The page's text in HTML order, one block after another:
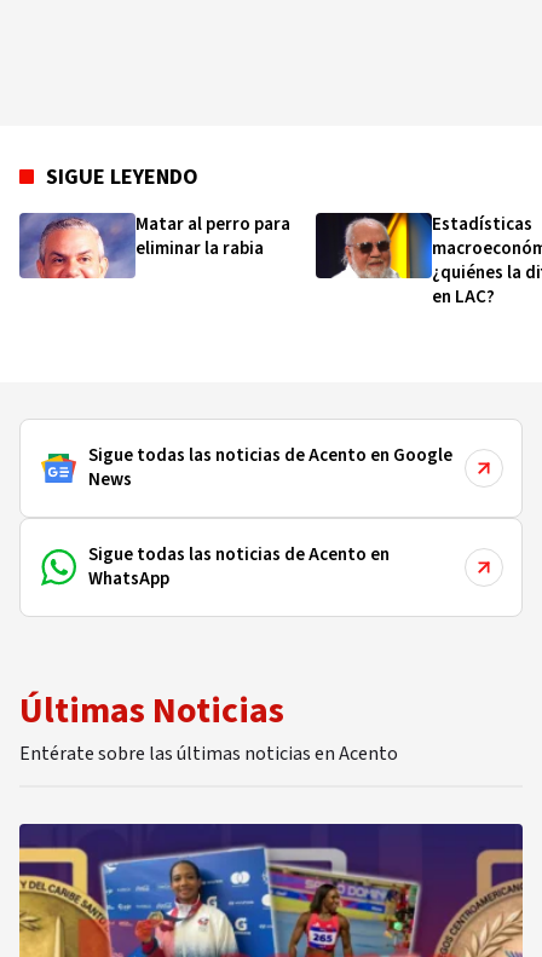
SIGUE LEYENDO
Matar al perro para
eliminar la rabia
Estadísticas
¿quiénes la
en LAC?
Sigue todas las noticias de Acento en Google
News
Sigue todas las noticias de Acento en
WhatsApp